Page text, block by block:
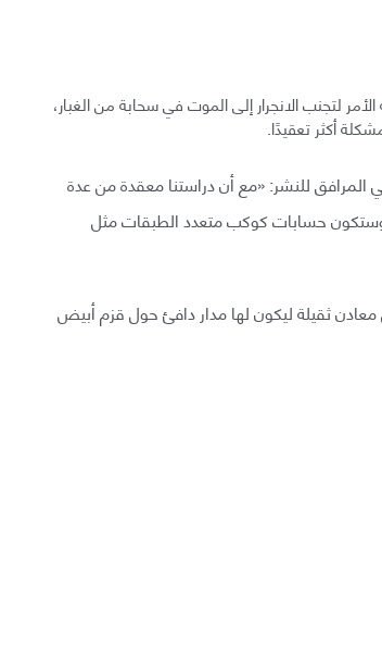
لتجنب الانجرار إلى الموت في سحابة من الغبار،
أكثر تعقيدًا.
للنشر: «مع أن دراستنا معقدة من عدة
وستكون حسابات كوكب متعدد الطبقات مثل
ثقيلة ليكون لها مدار دافئ حول قزم أبيض